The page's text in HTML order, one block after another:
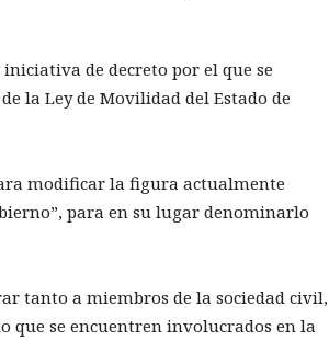
de decreto por el que se
la Ley de Movilidad del Estado de
modificar la figura actualmente
para en su lugar denominarlo
tanto a miembros de la sociedad civil,
que se encuentren involucrados en la